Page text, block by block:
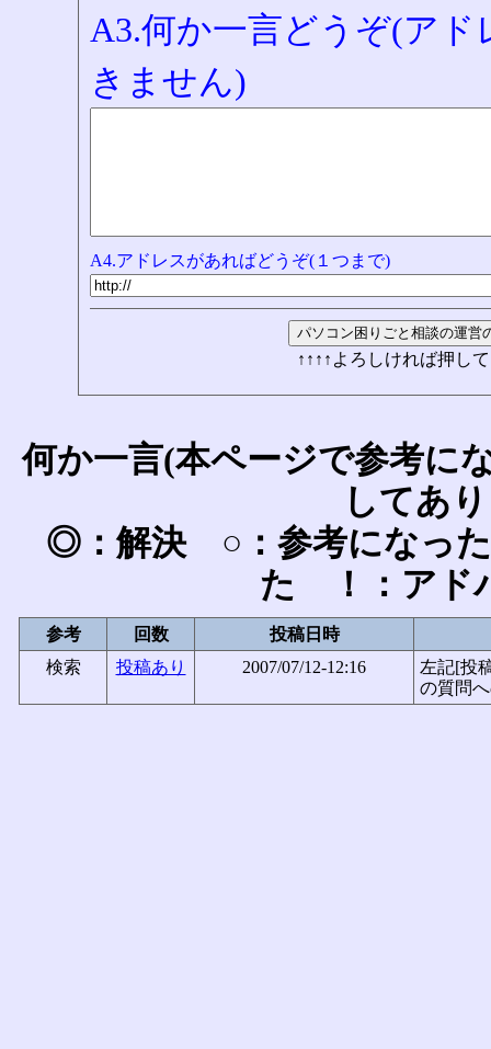
A3.何か一言どうぞ(ア
きません)
A4.アドレスがあればどうぞ(１つまで)
↑↑↑↑よろしければ押し
何か一言(本ページで参考に
してあ
◎：解決 ○：参考になっ
た ！：アド
参考 回数
投稿日時
検索
投稿あり 2007/07/12-12:16
左記[投
の質問